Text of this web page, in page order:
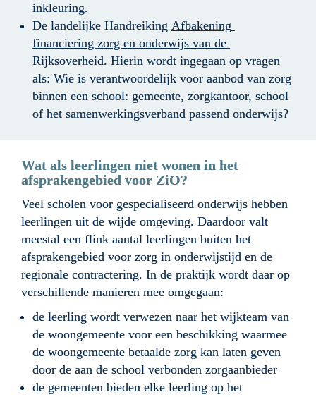
inkleuring.
De landelijke Handreiking Afbakening
financiering zorg en onderwijs van de
Rijksoverheid. Hierin wordt ingegaan op vragen
als: Wie is verantwoordelijk voor aanbod van zorg
binnen een school: gemeente, zorgkantoor, school
of het samenwerkingsverband passend onderwijs?
Wat als leerlingen niet wonen in het
afsprakengebied voor ZiO?
Veel scholen voor gespecialiseerd onderwijs hebben
leerlingen uit de wijde omgeving. Daardoor valt
meestal een flink aantal leerlingen buiten het
afsprakengebied voor zorg in onderwijstijd en de
regionale contractering. In de praktijk wordt daar op
verschillende manieren mee omgegaan:
de leerling wordt verwezen naar het wijkteam van
de woongemeente voor een beschikking waarmee
de woongemeente betaalde zorg kan laten geven
door de aan de school verbonden zorgaanbieder
de gemeenten bieden elke leerling op het